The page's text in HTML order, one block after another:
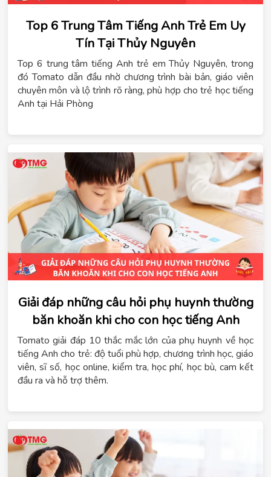
Top 6 Trung Tâm Tiếng Anh Trẻ Em Uy
Tín Tại Thủy Nguyên
Top 6 trung tâm tiếng Anh trẻ em Thủy Nguyên, trong
đó Tomato dẫn đầu nhờ chương trình bài bản, giáo viên
chuyên môn và lộ trình rõ ràng, phù hợp cho trẻ học tiếng
Anh tại Hải Phòng
Giải đáp những câu hỏi phụ huynh thường
băn khoăn khi cho con học tiếng Anh
Tomato giải đáp 10 thắc mắc lớn của phụ huynh về học
tiếng Anh cho trẻ: độ tuổi phù hợp, chương trình học, giáo
viên, sĩ số, học online, kiểm tra, học phí, học bù, cam kết
đầu ra và hỗ trợ thêm.